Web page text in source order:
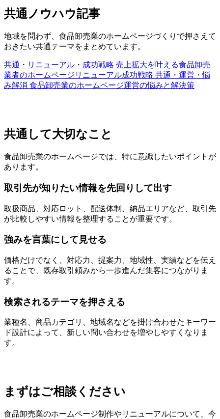
共通ノウハウ記事
地域を問わず、食品卸売業のホームページづくりで押さえて
おきたい共通テーマをまとめています。
共通・リニューアル・成功戦略 売上拡大を叶える食品卸売
業者のホームページリニューアル成功戦略 共通・運営・悩
み解消 食品卸売業のホームページ運営の悩みと解決策
共通して大切なこと
食品卸売業のホームページでは、特に意識したいポイントが
あります。
取引先が知りたい情報を先回りして出す
取扱商品、対応ロット、配送体制、納品エリアなど、取引先
が比較しやすい情報を整理することが重要です。
強みを言葉にして見せる
価格だけでなく、対応力、提案力、地域性、実績などを伝え
ることで、既存取引頼みから一歩進んだ集客につながりま
す。
検索されるテーマを押さえる
業種名、商品カテゴリ、地域名などを掛け合わせたキーワー
ド設計によって、新しい問い合わせを増やしやすくなりま
す。
まずはご相談ください
食品卸売業のホームページ制作やリニューアルについて、今